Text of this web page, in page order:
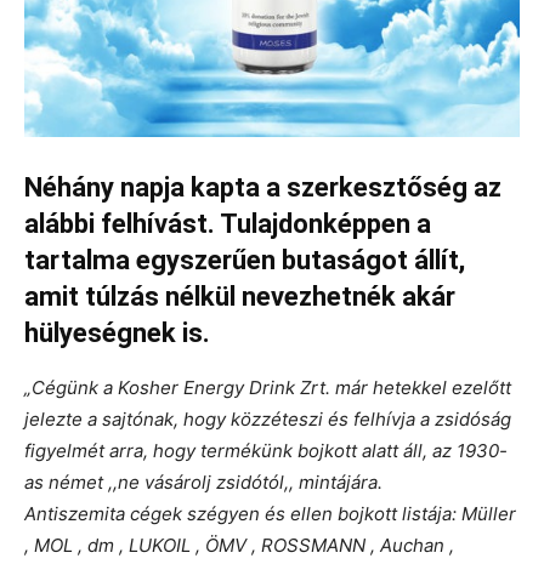
Néhány napja kapta a szerkesztőség az
alábbi felhívást. Tulajdonképpen a
tartalma egyszerűen butaságot állít,
amit túlzás nélkül nevezhetnék akár
hülyeségnek is.
„Cégünk a Kosher Energy Drink Zrt. már hetekkel ezelőtt
jelezte a sajtónak, hogy közzéteszi és felhívja a zsidóság
figyelmét arra, hogy termékünk bojkott alatt áll, az 1930-
as német ,,ne vásárolj zsidótól,, mintájára.
Antiszemita cégek szégyen és ellen bojkott listája: Müller
, MOL , dm , LUKOIL , ÖMV , ROSSMANN , Auchan ,